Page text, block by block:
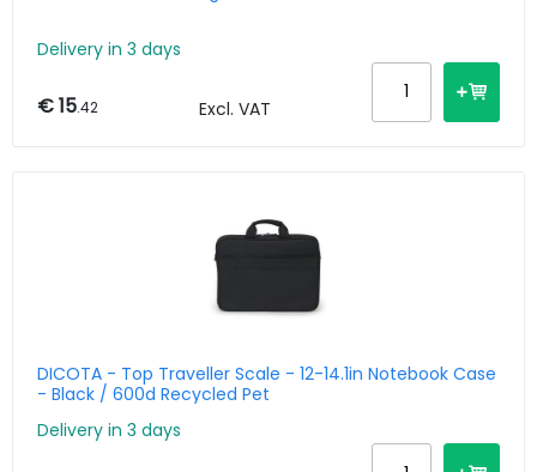
Delivery in 3 days
€ 15.42 Excl. VAT
DICOTA - Top Traveller Scale - 12-14.1in Notebook Case
- Black / 600d Recycled Pet
Delivery in 3 days